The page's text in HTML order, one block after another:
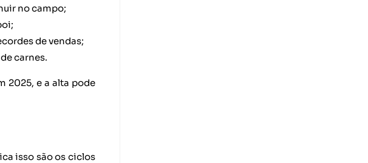
no campo;
de vendas;
carnes.
2025, e a alta pode
isso são os ciclos